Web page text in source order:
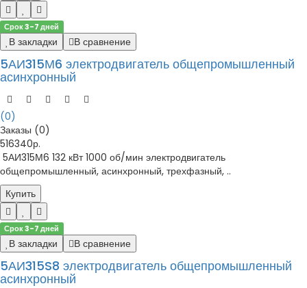
Срок 3-7 дней
В закладки В сравнение
5АИ315М6 электродвигатель общепромышленный
асинхронный
(0)
Заказы (0)
516340р.
5АИ315М6 132 кВт 1000 об/мин электродвигатель
общепромышленный, асинхронный, трехфазный, ..
Купить
Срок 3-7 дней
В закладки В сравнение
5АИ315S8 электродвигатель общепромышленный
асинхронный